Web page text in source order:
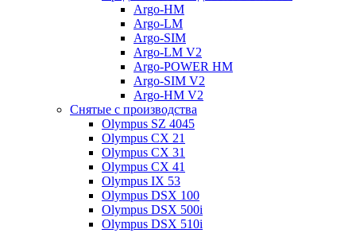
Argo-HM
Argo-LM
Argo-SIM
Argo-LM V2
Argo-POWER HM
Argo-SIM V2
Argo-HM V2
Снятые с производства
Olympus SZ 4045
Olympus CX 21
Olympus CX 31
Olympus CX 41
Olympus IX 53
Olympus DSX 100
Olympus DSX 500i
Olympus DSX 510i